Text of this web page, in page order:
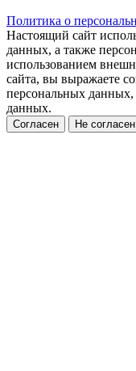
Политика о
Настоящий сайт
данных, а также
использованием
сайта, вы выражаете
персональных данных,
данных.
Согласен Не согласен